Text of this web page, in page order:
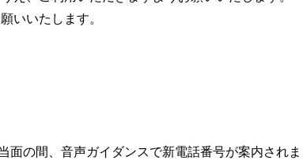
いいたします。
の間、音声ガイダンスで新電話番号が案内され